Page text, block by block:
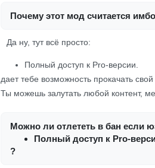
Почему этот мод считается
Да ну, тут всё просто:
Полный доступ к Pro-версии.
дает тебе возможность прокачать
Ты можешь залутать любой контент,
Можно ли отлететь в бан если
Полный доступ к Pro-
?